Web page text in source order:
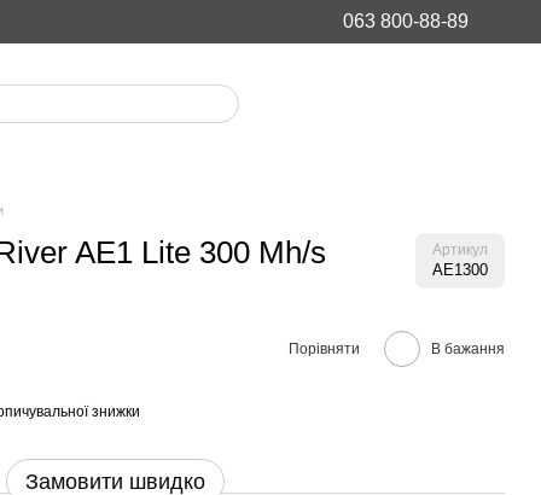
063 800-88-89
AE1 Lite 300 Mh/s Артикул
AE1300
Порівняти В бажання
знижки
Замовити швидко